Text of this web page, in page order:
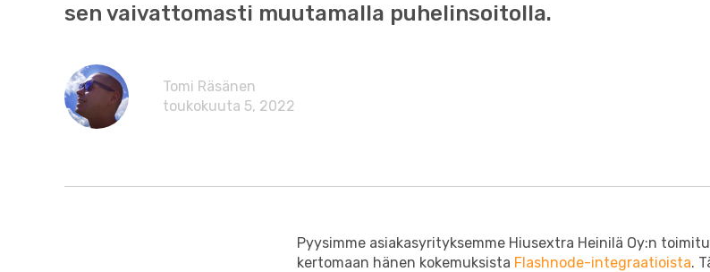
sen vaivattomasti muutamalla puhelinsoitolla.
Tomi Räsänen
toukokuuta 5, 2022
Pyysimme asiakasyrityksemme Hiusextra Heinilä Oy:n
kertomaan hänen kokemuksista Flashnode-integraatioista.